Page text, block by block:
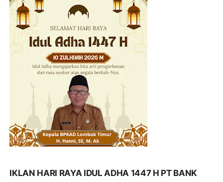
IKLAN HARI RAYA IDUL ADHA 1447 H PT BANK